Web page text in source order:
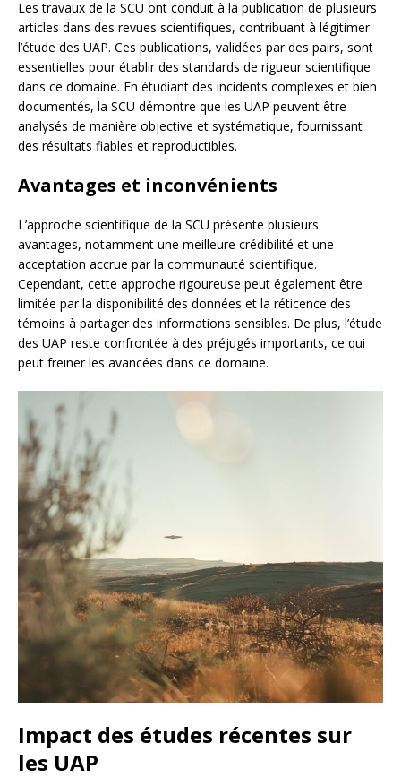
Les travaux de la SCU ont conduit à la publication de plusieurs
articles dans des revues scientifiques, contribuant à légitimer
l’étude des UAP. Ces publications, validées par des pairs, sont
essentielles pour établir des standards de rigueur scientifique
dans ce domaine. En étudiant des incidents complexes et bien
documentés, la SCU démontre que les UAP peuvent être
analysés de manière objective et systématique, fournissant
des résultats fiables et reproductibles.
Avantages et inconvénients
L’approche scientifique de la SCU présente plusieurs
avantages, notamment une meilleure crédibilité et une
acceptation accrue par la communauté scientifique.
Cependant, cette approche rigoureuse peut également être
limitée par la disponibilité des données et la réticence des
témoins à partager des informations sensibles. De plus, l’étude
des UAP reste confrontée à des préjugés importants, ce qui
peut freiner les avancées dans ce domaine.
Impact des études récentes sur
les UAP